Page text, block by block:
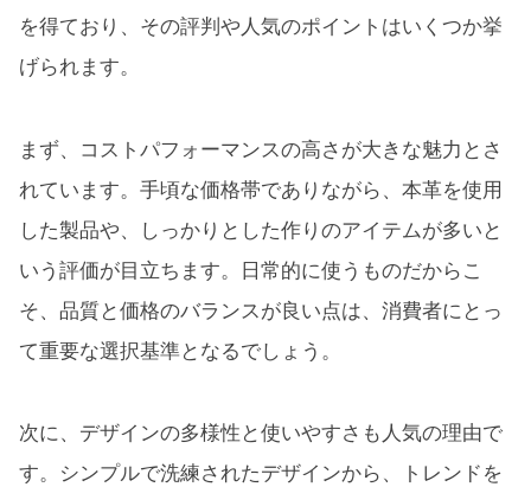
を得ており、その評判や人気のポイントはいくつか挙
げられます。
まず、コストパフォーマンスの高さが大きな魅力とさ
れています。手頃な価格帯でありながら、本革を使用
した製品や、しっかりとした作りのアイテムが多いと
いう評価が目立ちます。日常的に使うものだからこ
そ、品質と価格のバランスが良い点は、消費者にとっ
て重要な選択基準となるでしょう。
次に、デザインの多様性と使いやすさも人気の理由で
す。シンプルで洗練されたデザインから、トレンドを